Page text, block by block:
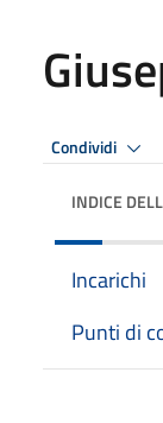
Condividi
INDICE
Incarichi
Punti di